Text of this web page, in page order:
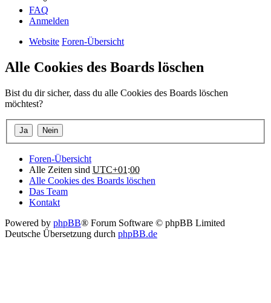
FAQ
Anmelden
Website Foren-Übersicht
Alle Cookies des Boards löschen
Bist du dir sicher, dass du alle Cookies des Boards löschen
möchtest?
Foren-Übersicht
Alle Zeiten sind UTC+01:00
Alle Cookies des Boards löschen
Das Team
Kontakt
Powered by phpBB® Forum Software © phpBB Limited
Deutsche Übersetzung durch phpBB.de